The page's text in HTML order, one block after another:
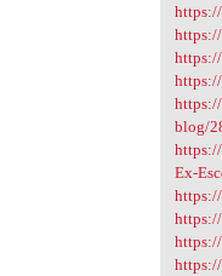
blog/
Ex-